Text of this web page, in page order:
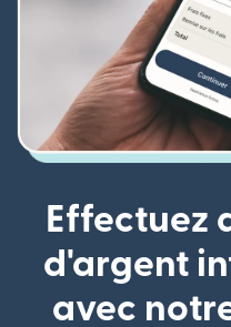
Effectuez
d'argent
avec